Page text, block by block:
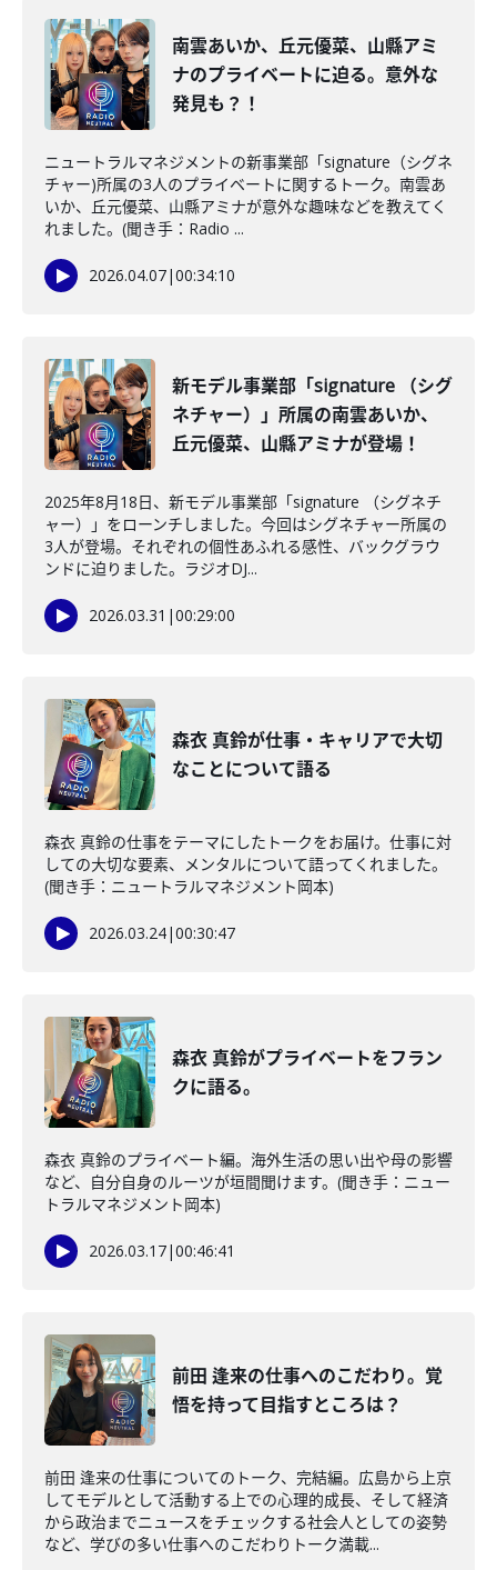
南雲あいか、丘元優菜、山縣アミ
ナのプライベートに迫る。意外な
発見も？！
ニュートラルマネジメントの新事業部「signature（シグネ
チャー)所属の3人のプライベートに関するトーク。南雲あ
いか、丘元優菜、山縣アミナが意外な趣味などを教えてく
れました。(聞き手：Radio ...
2026.04.07|00:34:10
新モデル事業部「signature （シグ
ネチャー）」所属の南雲あいか、
丘元優菜、山縣アミナが登場！
2025年8月18日、新モデル事業部「signature （シグネチ
ャー）」をローンチしました。今回はシグネチャー所属の
3人が登場。それぞれの個性あふれる感性、バックグラウ
ンドに迫りました。ラジオDJ...
2026.03.31 |00:29:00
森衣 真鈴が仕事・キャリアで大切
なことについて語る
森衣 真鈴の仕事をテーマにしたトークをお届け。仕事に対
しての大切な要素、メンタルについて語ってくれました。
(聞き手：ニュートラルマネジメント岡本)
2026.03.24|00:30:47
森衣 真鈴がプライベートをフラン
クに語る。
森衣 真鈴のプライベート編。海外生活の思い出や母の影響
など、自分自身のルーツが垣間聞けます。(聞き手：ニュー
トラルマネジメント岡本)
2026.03.17|00:46:41
前田 逢来の仕事へのこだわり。覚
悟を持って目指すところは？
前田 逢来の仕事についてのトーク、完結編。広島から上京
してモデルとして活動する上での心理的成長、そして経済
から政治までニュースをチェックする社会人としての姿勢
など、学びの多い仕事へのこだわりトーク満載...